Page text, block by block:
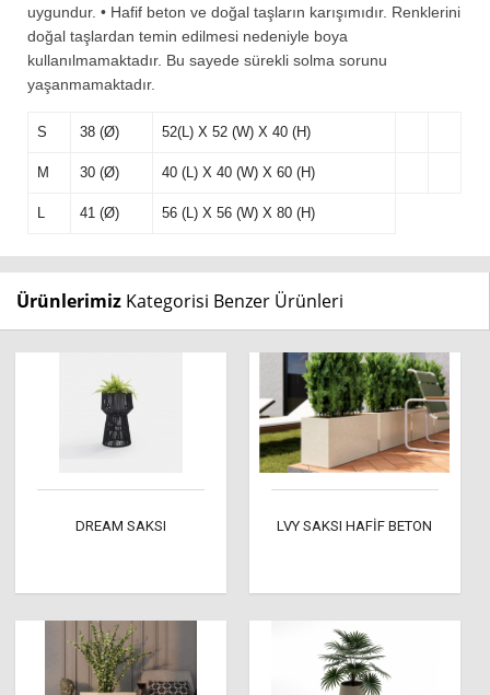
uygundur. • Hafif beton ve doğal taşların karışımıdır. Renklerini
doğal taşlardan temin edilmesi nedeniyle boya
kullanılmamaktadır. Bu sayede sürekli solma sorunu
yaşanmamaktadır.
S 38 (Ø) 52(L) X 52 (W) X 40 (H)
M 30 (Ø) 40 (L) X 40 (W) X 60 (H)
41 (Ø) 56 (L) X 56 (W) X 80 (H)
Ürünlerimiz Kategorisi Benzer Ürünleri
DREAM SAKSI LVY SAKSI HAFİF BETON